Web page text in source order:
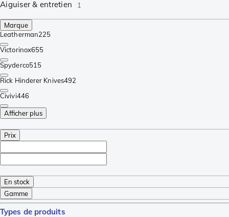
Aiguiser & entretien 1
Marque
Leatherman225
Victorinox655
Spyderco515
Rick Hinderer Knives492
Civivi446
Afficher plus
Prix
En stock
Gamme
Types de produits